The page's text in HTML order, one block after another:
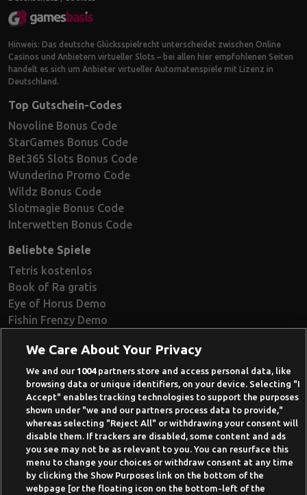
Hinweis: Das deutsche Glücksspielrecht unterscheidet zwischen Online
Casinos und Anbietern virtueller Slots – bei allen hier empfohlenen Seiten
handelt es sich um Anbieter virtueller Automatenspiele mit Lizenz in
Deutschland.
Top Gutschein-Codes
Novoline Bonus Code
StarGames Bonus Code
Bet365 Slots Bonus Code
Wunderino Promo Code
Wildz Bonus Code
Slotmagie Bonus Code
Interwetten Bonus Code
Beliebte Spiele
Tetris kostenlos
Book of Ra gratis
Eye of Horus Demo
Fishin Frenzy Demo
Book of Dead Demo
Razor Shark Demo
Beste Online Casinos 2026
Online Casino Demo spielen
Casino Bonus ohne Einzahlung
50 Freispiele für 1 Euro
Online Casino Paypal
We Care About Your Privacy
We and our1004partners store and access personal data, like
browsing data or unique identifiers, on your device. Selecting "I
Accept" enables tracking technologies to support the purposes
shown under "we and our partners process data to provide,"
whereas selecting "Reject All" or withdrawing your consent will
disable them. If trackers are disabled, some content and ads
you see may not be as relevant to you. You can resurface this
menu to change your choices or withdraw consent at any time
by clicking the Show Purposes link on the bottom of the
webpage [or the floating icon on the bottom-left of the